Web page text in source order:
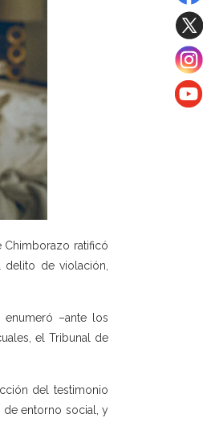
Chimborazo ratificó
de violación,
–ante los
el Tribunal de
del testimonio
entorno social, y